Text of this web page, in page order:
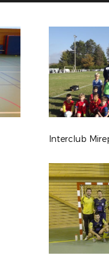
Interclub